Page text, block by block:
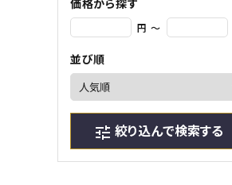
価格から探す
円 ～
並び順
tune 絞り込んで検索する